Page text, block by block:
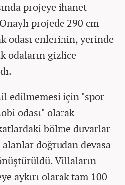
projeye ihanet
projede 290 cm
odası enlerinin, yerinde
odaların gizlice
edilmemesi için "spor
odası" olarak
bölme duvarlar
doğrudan devasa
Villaların
aykırı olarak tam 100